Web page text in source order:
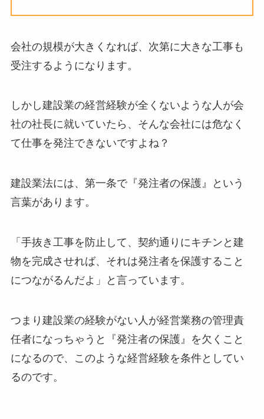
会社の規模が大きくなれば、次第に大きな工事も
受注するようになります。
しかし建設業の経営経験が全くないような人が会
社の社長に就いていたら、そんな会社には危なく
て仕事を発注できないですよね？
建設業法には、第一条で『発注者の保護』という
言葉があります。
「手抜き工事を防止して、契約通りにキチンと建
物を完成させれば、それは発注者を保護すること
につながるんだよ」と言っています。
つまり建設業の経験がない人が経営業務の管理責
任者になっちゃうと『発注者の保護』を欠くこと
になるので、このような経営経験を条件としてい
るのです。